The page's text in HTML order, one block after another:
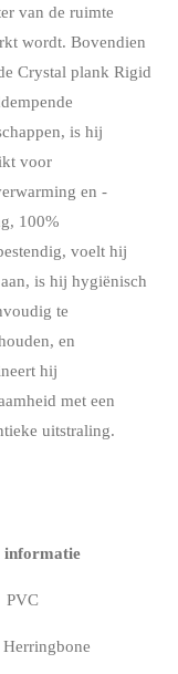
van de ruimte
wordt. Bovendien
Crystal plank Rigid
is hij
voor
en -
100%
voelt hij
is hij hygiënisch
te
en
hij
met een
uitstraling.
informatie
PVC
Herringbone